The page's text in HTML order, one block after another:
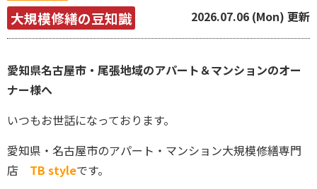
大規模修繕の豆知識 2026.07.06 (Mon) 更新
愛知県名古屋市・尾張地域のアパート＆マンションのオー
ナー様へ
いつもお世話になっております。
愛知県・名古屋市のアパート・マンション大規模修繕専門
店 TB styleです。